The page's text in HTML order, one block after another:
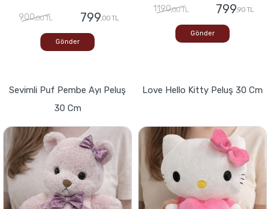
900,00 TL 799,00 TL
Gönder
1190,00 TL 799,90 TL
Gönder
Sevimli Puf Pembe Ayı Peluş
30 Cm
Love Hello Kitty Peluş 30 Cm